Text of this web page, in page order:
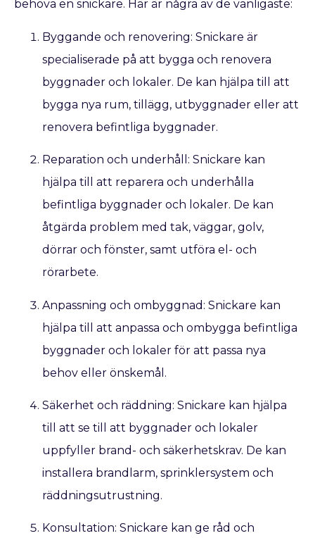
behöva en snickare. Här är några av de vanligaste:
Byggande och renovering: Snickare är
specialiserade på att bygga och renovera
byggnader och lokaler. De kan hjälpa till att
bygga nya rum, tillägg, utbyggnader eller att
renovera befintliga byggnader.
Reparation och underhåll: Snickare kan
hjälpa till att reparera och underhålla
befintliga byggnader och lokaler. De kan
åtgärda problem med tak, väggar, golv,
dörrar och fönster, samt utföra el- och
rörarbete.
Anpassning och ombyggnad: Snickare kan
hjälpa till att anpassa och ombygga befintliga
byggnader och lokaler för att passa nya
behov eller önskemål.
Säkerhet och räddning: Snickare kan hjälpa
till att se till att byggnader och lokaler
uppfyller brand- och säkerhetskrav. De kan
installera brandlarm, sprinklersystem och
räddningsutrustning.
Konsultation: Snickare kan ge råd och